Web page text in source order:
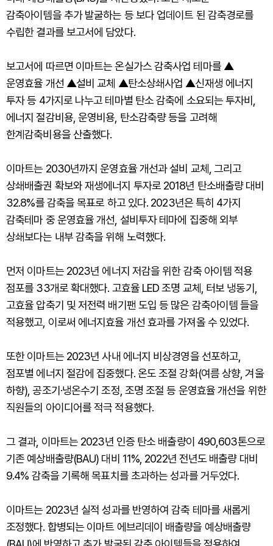
감축아이템을 추가 발굴하는 등 보다 업데이트 된 감축경로를
수립한 결과를 보고서에 담았다.
보고서에 따르면 이마트는 온실가스 감축사업 테마를 ▲
운영효율 개선 ▲설비 교체 ▲탄소상쇄사업 ▲신재생 에너지
투자 등 4가지로 나누고 테마별 탄소 감축에 소요되는 투자비,
에너지 절감비용, 운영비용, 탄소감축량 등을 고려해
한계감축비용을 산출했다.
이마트는 2030년까지 운영효율 개선과 설비 교체, 그리고
상쇄배출권 확보와 재생에너지 투자로 2018년 탄소배출량 대비
32.8%를 감축을 목표로 하고 있다. 2023년은 특히 4가지
감축테마 중 운영효율 개선, 설비투자 테마에 집중해 외부
상쇄보다는 내부 감축을 위해 노력했다.
먼저 이마트는 2023년 에너지 저감을 위한 감축 아이템 적용
점포를 33개로 확대했다. 고효율 LED 조명 교체, 터보 냉동기,
고효율 압축기 및 저전력 배기팬 도입 등 많은 감축아이템 들을
적용했고, 이로써 에너지효율 개선 효과를 가져올 수 있었다.
또한 이마트는 2023년 사내 에너지 비상경영을 선포하고,
점포별 에너지 절감에 집중했다. 온도 조절 강화(여름 상향, 겨울
하향), 공조기·냉온수기 조정, 조명 조절 등 운영효율 개선을 위한
직원들의 아이디어를 적극 적용했다.
그 결과, 이마트는 2023년 인증 탄소 배출량이 490,603톤으로
기존 예상배출량(BAU) 대비 11%, 2022년 전년도 배출량 대비
9.4% 감축을 기록해 목표치를 초과하는 성과를 거두었다.
이마트는 2023년 실적 성과를 반영하여 감축 테마를 새롭게
조정했다. 합병되는 이마트 에브리데이 배출량을 예상배출량